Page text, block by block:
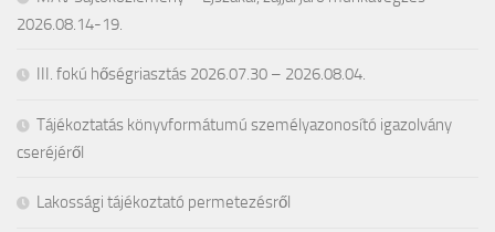
2026.08.14-19.
III. fokú hőségriasztás 2026.07.30 – 2026.08.04.
Tájékoztatás könyvformátumú személyazonosító igazolvány
cseréjéről
Lakossági tájékoztató permetezésről